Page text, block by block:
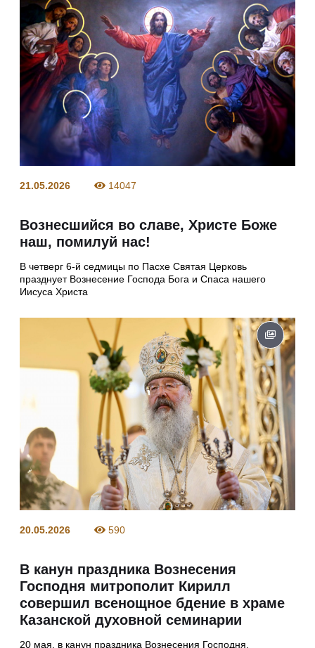
21.05.2026 14047
Вознесшийся во славе, Христе Боже
наш, помилуй нас!
В четверг 6-й седмицы по Пасхе Святая Церковь
празднует Вознесение Господа Бога и Спаса нашего
Иисуса Христа
20.05.2026 590
В канун праздника Вознесения
Господня митрополит Кирилл
совершил всенощное бдение в храме
Казанской духовной семинарии
20 мая, в канун праздника Вознесения Господня,